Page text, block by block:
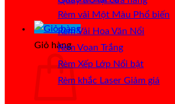
Giỏ hàng
Rèm vải Một Màu
Rèm Vải Hoa Văn Nổi
Rèm Voan Trắng
Rèm Xếp Lớp
Rèm khắc Laser